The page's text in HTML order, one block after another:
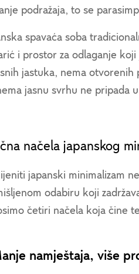
podražaja, to se
spavaća soba
i prostor za odlaganje
jastuka, nema otvorenih
jasnu svrhu ne pripada
načela japanskog
japanski minimalizam
odabiru koji
četiri načela koja čine
namještaja, više